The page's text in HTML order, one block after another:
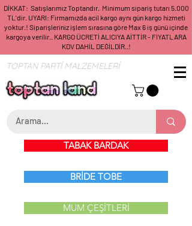
DİKKAT: Satışlarımız Toptandır. Minimum sipariş tutarı 5.000
TL'dir. UYARI: Firmamızda acil kargo aynı gün kargo hizmeti
yoktur.! Siparişleriniz işlem sırasına göre Max 6 iş günü içinde
kargoya verilir.. KARGO ÜCRETİ ALICIYA AİTTİR - FİYATLARA
KDV DAHİL DEĞİLDİR..!
TOPTAN PARTİ MALZEMELERİ
TABAK BARDAK
BRİDE TOBE
MUM ÇEŞİTLERİ